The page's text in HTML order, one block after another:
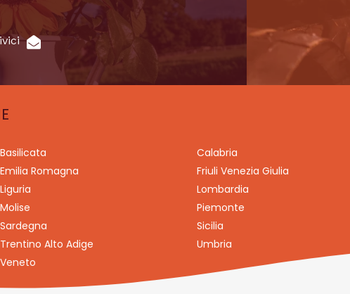
Basilicata
Calabria
Emilia Romagna
Friuli Venezia Giulia
Liguria
Lombardia
Molise
Piemonte
Sardegna
Sicilia
Trentino Alto Adige
Umbria
Veneto